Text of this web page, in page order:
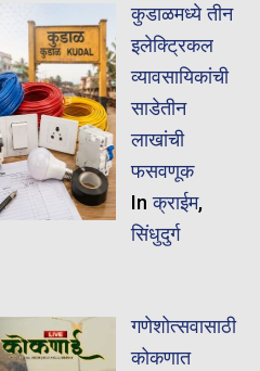
कुडाळमध्ये तीन
इलेक्ट्रिकल
व्यावसायिकांची
साडेतीन
लाखांची
फसवणूक
Inक्राईम,
सिंधुदुर्ग
गणेशोत्सवासाठी
कोकणात